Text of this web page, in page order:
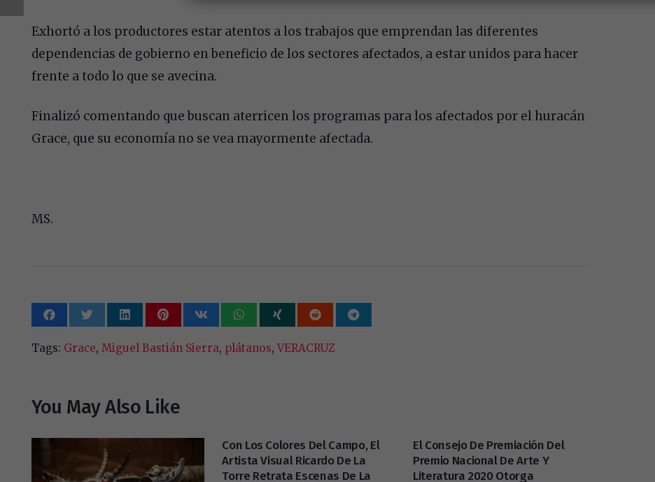
Exhortó a los productores estar atentos a los trabajos que emprendan las diferentes
dependencias de gobierno en beneficio de los sectores afectados, a estar unidos para hacer
frente a todo lo que se avecina.
Finalizó comentando que buscan aterricen los programas para los afectados por el huracán
Grace, que su economía no se vea mayormente afectada.
MS.
Tags: Grace, Miguel Bastián Sierra, plátanos, VERACRUZ
You May Also Like
Con Los Colores Del Campo, El
Artista Visual Ricardo De La
Torre Retrata Escenas De La
El Consejo De Premiación Del
Premio Nacional De Arte Y
Literatura 2020 Otorga